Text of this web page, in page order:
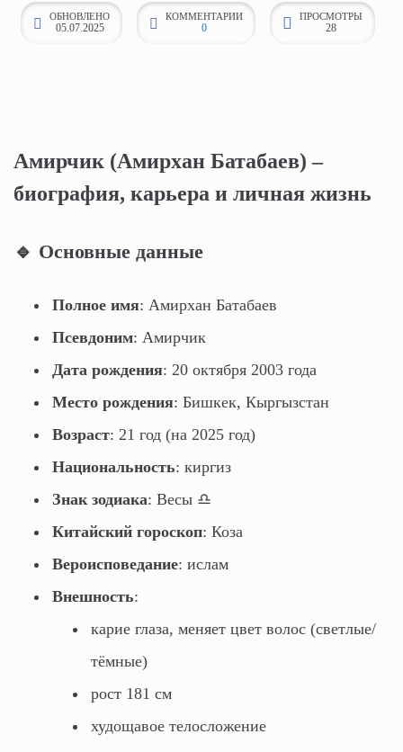
ОБНОВЛЕНО
05.07.2025
КОММЕНТАРИИ
0
ПРОСМОТРЫ
28
Амирчик (Амирхан Батабаев) –
биография, карьера и личная жизнь
🔹 Основные данные
Полное имя: Амирхан Батабаев
Псевдоним: Амирчик
Дата рождения: 20 октября 2003 года
Место рождения: Бишкек, Кыргызстан
Возраст: 21 год (на 2025 год)
Национальность: киргиз
Знак зодиака: Весы ♎
Китайский гороскоп: Коза
Вероисповедание: ислам
Внешность:
карие глаза, меняет цвет волос (светлые/
тёмные)
рост 181 см
худощавое телосложение